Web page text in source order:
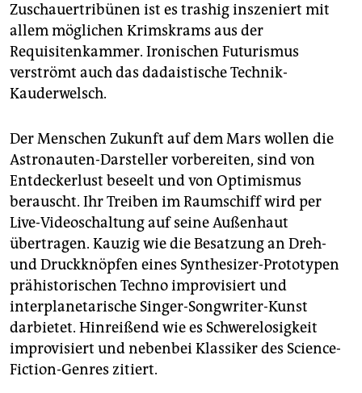
Zuschauertribünen ist es trashig inszeniert mit
allem möglichen Krimskrams aus der
Requisitenkammer. Ironischen Futurismus
verströmt auch das dadaistische Technik-
Kauderwelsch.
Der Menschen Zukunft auf dem Mars wollen die
Astronauten-Darsteller vorbereiten, sind von
Entdeckerlust beseelt und von Optimismus
berauscht. Ihr Treiben im Raumschiff wird per
Live-Videoschaltung auf seine Außenhaut
übertragen. Kauzig wie die Besatzung an Dreh-
und Druckknöpfen eines Synthesizer-Prototypen
prähistorischen Techno improvisiert und
interplanetarische Singer-Songwriter-Kunst
darbietet. Hinreißend wie es Schwerelosigkeit
improvisiert und nebenbei Klassiker des Science-
Fiction-Genres zitiert.